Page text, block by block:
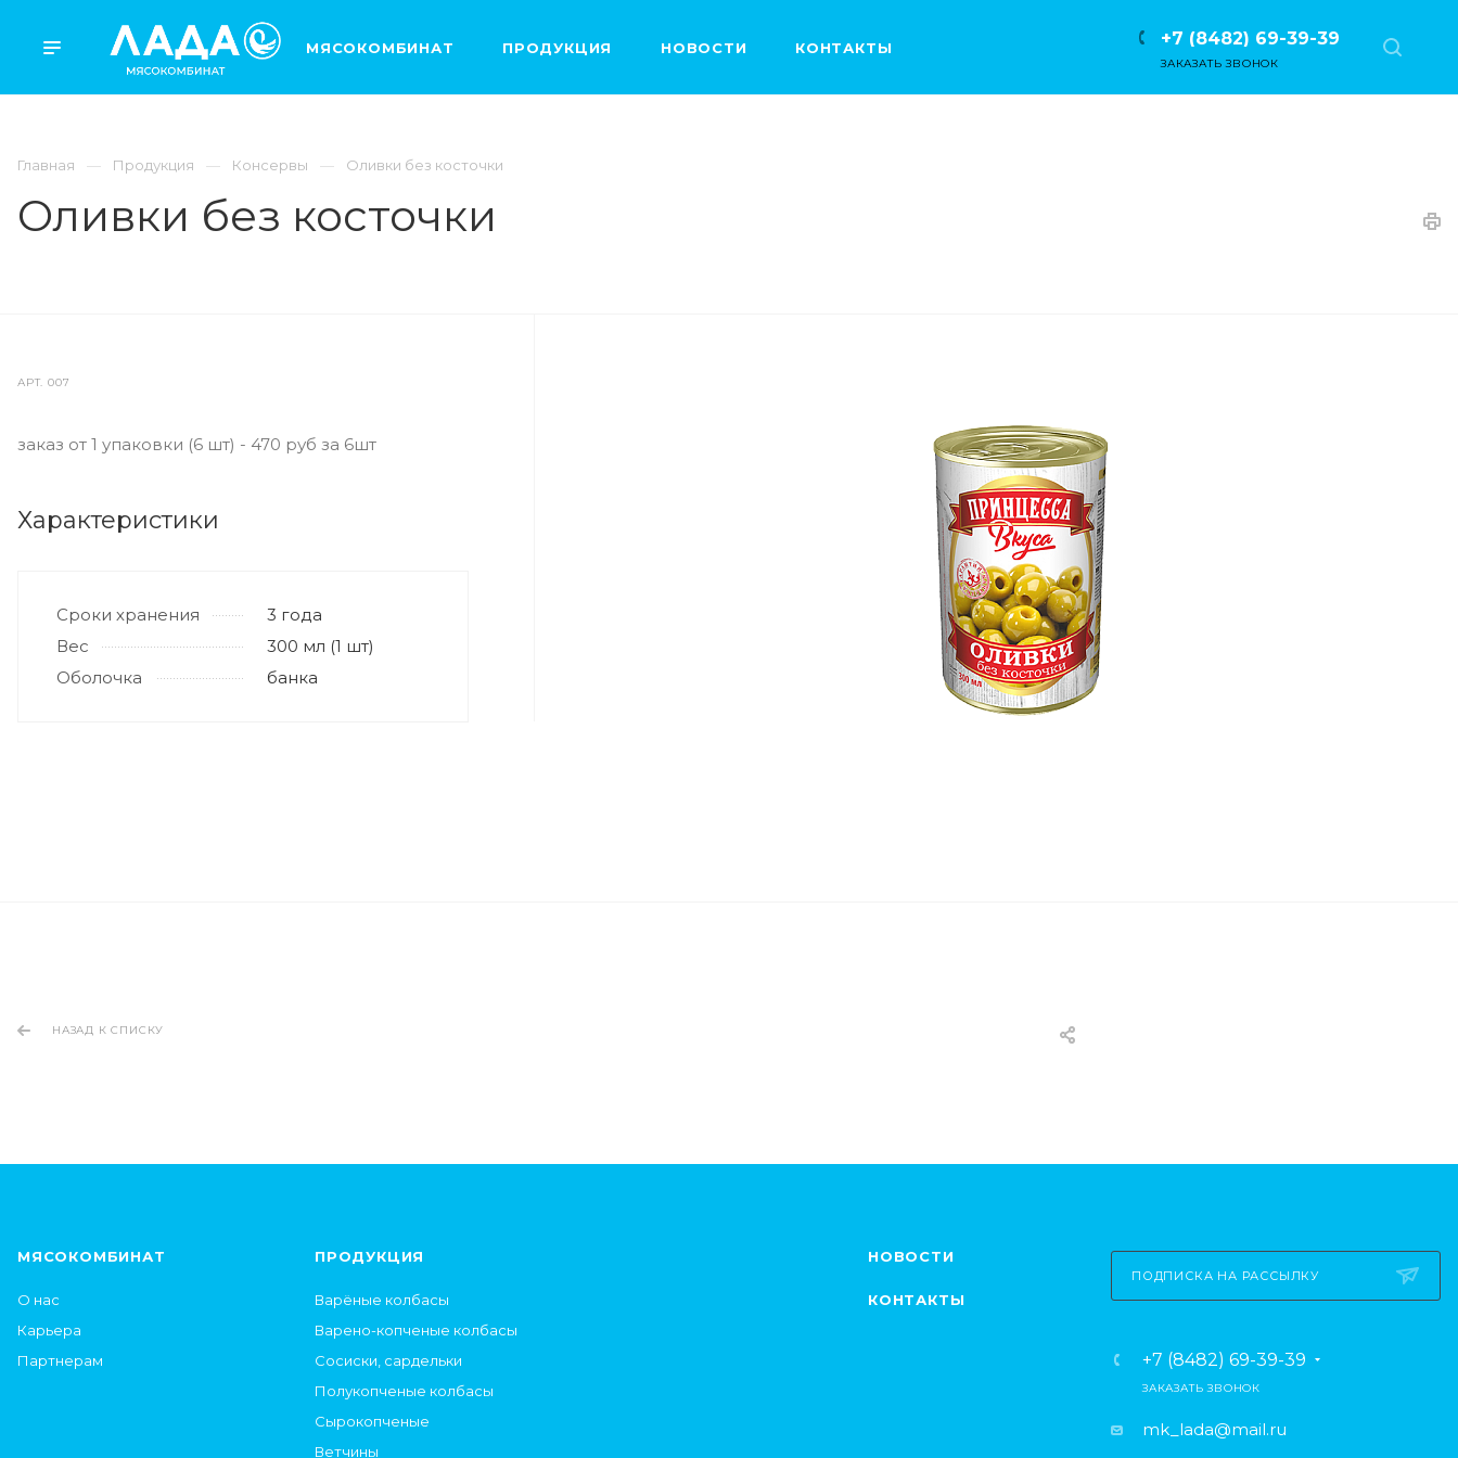
+7 (8482) 69-39-39
ЗАКАЗАТЬ ЗВОНОК
МЯСОКОМБИНАТ ПРОДУКЦИЯ НОВОСТИ КОНТАКТЫ
Главная Продукция Консервы Оливки без косточки
Оливки без косточки
АРТ.007
заказ от 1 упаковки (6 шт) - 470 руб за 6шт
Характеристики
Сроки хранения
3 года
Вес
300 мл (1 шт)
Оболочка
банка
НАЗАД К СПИСКУ
МЯСОКОМБИНАТ
О нас
Карьера
Партнерам
ПРОДУКЦИЯ
Варёные колбасы
Варено-копченые колбасы
Сосиски, сардельки
Полукопченые колбасы
Сырокопченые
Ветчины
НОВОСТИ
КОНТАКТЫ
ПОДПИСКА НА РАССЫЛКУ
+7 (8482) 69-39-39
ЗАКАЗАТЬ ЗВОНОК
mk_lada@mail.ru